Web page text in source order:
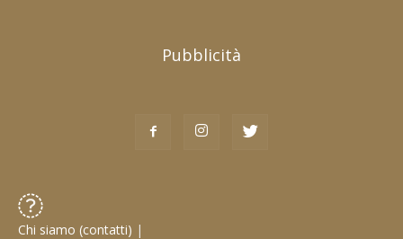
Pubblicità
Chi siamo (contatti) |